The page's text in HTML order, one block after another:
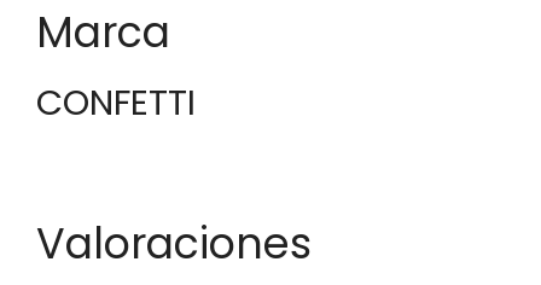
Marca
CONFETTI
Valoraciones